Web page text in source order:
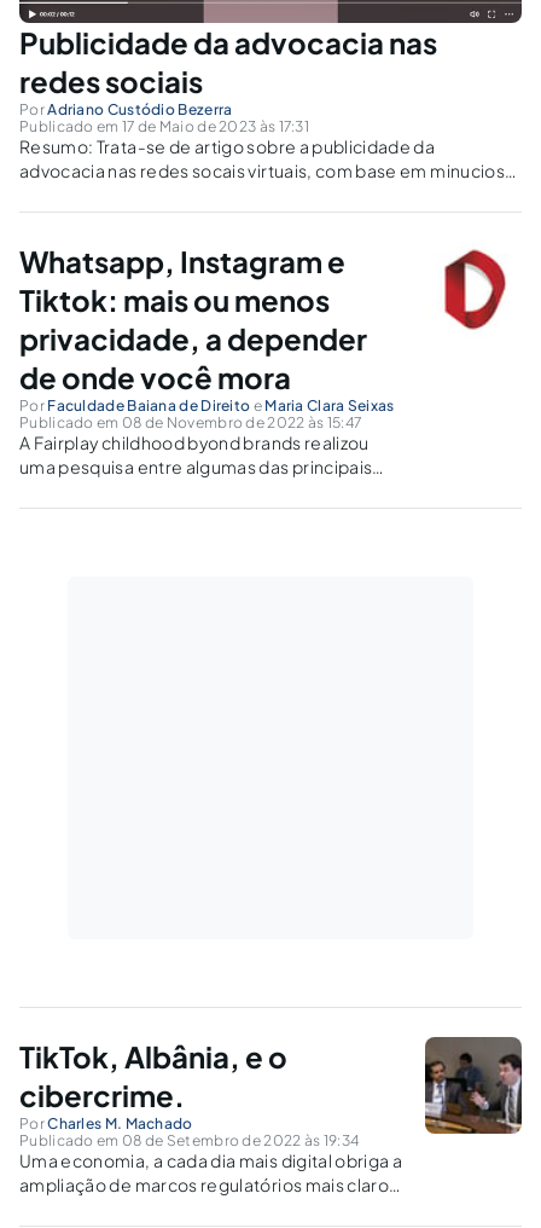
Publicidade da advocacia nas
redes sociais
PorAdriano Custódio Bezerra
Publicado em 17 de Maio de 2023 às 17:31
Resumo: Trata-se de artigo sobre a publicidade da
advocacia nas redes socais virtuais, com base em minuciosa
doutrina e jurisprudência do Conselho Federal da OAB
Whatsapp, Instagram e
Tiktok: mais ou menos
privacidade, a depender
de onde você mora
Por Faculdade Baiana de Direito e Maria Clara Seixas
Publicado em 08 de Novembro de 2022 às 15:47
A Fairplay childhood byond brands realizou
uma pesquisa entre algumas das principais
adolescentes no mundo Whatsapp, Instagram
TikTok, Albânia, e o
cibercrime.
PorCharles M. Machado
Publicado em 08 de Setembro de 2022 às 19:34
Uma economia, a cada dia mais digital obriga a
ampliação de marcos regulatórios mais claros